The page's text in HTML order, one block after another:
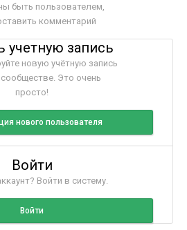
быть пользователем,
комментарий
учетную запись
новую учётную запись
Это очень
просто!
нового пользователя
Войти
Войти в систему.
Войти